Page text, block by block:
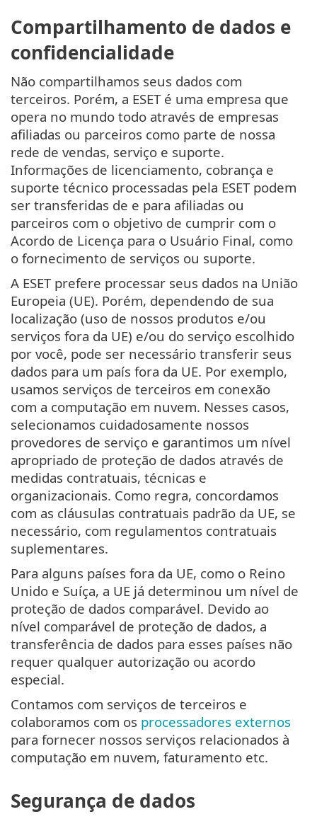
Compartilhamento de dados e
confidencialidade
Não compartilhamos seus dados com
terceiros. Porém, a ESET é uma empresa que
opera no mundo todo através de empresas
afiliadas ou parceiros como parte de nossa
rede de vendas, serviço e suporte.
Informações de licenciamento, cobrança e
suporte técnico processadas pela ESET podem
ser transferidas de e para afiliadas ou
parceiros com o objetivo de cumprir com o
Acordo de Licença para o Usuário Final, como
o fornecimento de serviços ou suporte.
A ESET prefere processar seus dados na União
Europeia (UE). Porém, dependendo de sua
localização (uso de nossos produtos e/ou
serviços fora da UE) e/ou do serviço escolhido
por você, pode ser necessário transferir seus
dados para um país fora da UE. Por exemplo,
usamos serviços de terceiros em conexão
com a computação em nuvem. Nesses casos,
selecionamos cuidadosamente nossos
provedores de serviço e garantimos um nível
apropriado de proteção de dados através de
medidas contratuais, técnicas e
organizacionais. Como regra, concordamos
com as cláusulas contratuais padrão da UE, se
necessário, com regulamentos contratuais
suplementares.
Para alguns países fora da UE, como o Reino
Unido e Suíça, a UE já determinou um nível de
proteção de dados comparável. Devido ao
nível comparável de proteção de dados, a
transferência de dados para esses países não
requer qualquer autorização ou acordo
especial.
Contamos com serviços de terceiros e
colaboramos com os processadores externos
para fornecer nossos serviços relacionados à
computação em nuvem, faturamento etc.
Segurança de dados